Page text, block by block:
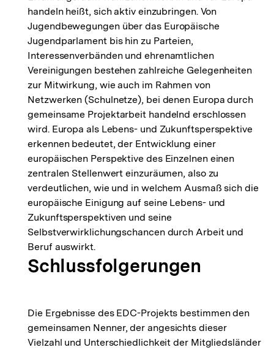
handeln heißt, sich aktiv einzubringen. Von
Jugendbewegungen über das Europäische
Jugendparlament bis hin zu Parteien,
Interessenverbänden und ehrenamtlichen
Vereinigungen bestehen zahlreiche Gelegenheiten
zur Mitwirkung, wie auch im Rahmen von
Netzwerken (Schulnetze), bei denen Europa durch
gemeinsame Projektarbeit handelnd erschlossen
wird. Europa als Lebens- und Zukunftsperspektive
erkennen bedeutet, der Entwicklung einer
europäischen Perspektive des Einzelnen einen
zentralen Stellenwert einzuräumen, also zu
verdeutlichen, wie und in welchem Ausmaß sich die
europäische Einigung auf seine Lebens- und
Zukunftsperspektiven und seine
Selbstverwirklichungschancen durch Arbeit und
Beruf auswirkt.
Schlussfolgerungen
Die Ergebnisse des EDC-Projekts bestimmen den
gemeinsamen Nenner, der angesichts dieser
Vielzahl und Unterschiedlichkeit der Mitgliedsländer